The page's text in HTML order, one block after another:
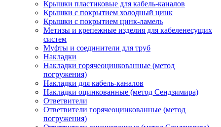
Крышки пластиковые для кабель-каналов
Крышки с покрытием холодный цинк
Крышки с покрытием цинк-ламель
Метизы и крепежные изделия для кабеленесущих
систем
Муфты и соединители для труб
Накладки
Накладки горячеоцинкованные (метод
погружения)
Накладки для кабель-каналов
Накладки оцинкованные (метод Сендзимира)
Ответвители
Ответвители горячеоцинкованные (метод
погружения)